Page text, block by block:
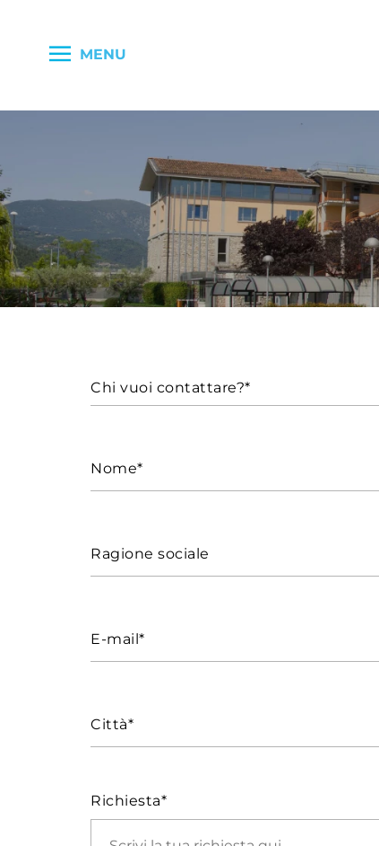
MENU
Chi vuoi contattare?*
Nome*
Ragione sociale
E-mail*
Città*
Richiesta*